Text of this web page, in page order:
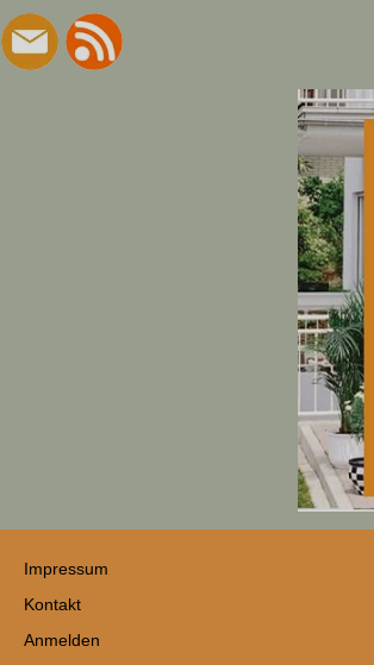
Impressum
Kontakt
Anmelden